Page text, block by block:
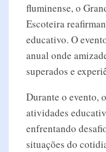
fluminense, o
Escoteira
educativo. O
anual onde
superados e
Durante o evento,
atividades
enfrentando
situações do